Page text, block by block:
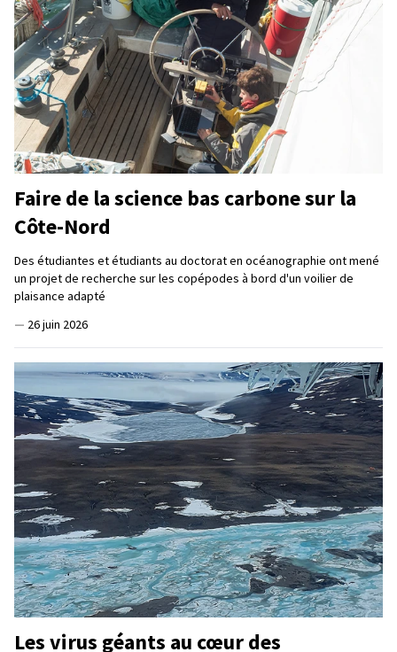
Faire de la science bas carbone sur la
Côte-Nord
Des étudiantes et étudiants au doctorat en océanographie ont mené
un projet de recherche sur les copépodes à bord d'un voilier de
plaisance adapté
— 26 juin 2026
Les virus géants au cœur des